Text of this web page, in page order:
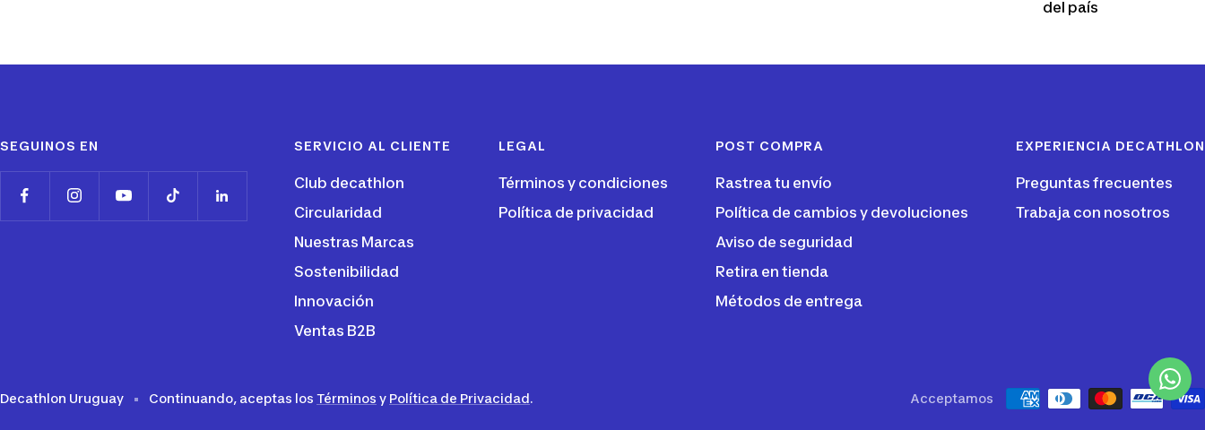
del país
SEGUINOS EN SERVICIO AL CLIENTE
Club decathlon
Circularidad
Nuestras Marcas
Sostenibilidad
Innovación
Ventas B2B
LEGAL
Términos y condiciones
Política de privacidad
POST COMPRA
Rastrea tu envío
Política de cambios y devoluciones
Aviso de seguridad
Retira en tienda
Métodos de entrega
EXPERIENCIA DECATHLON
Preguntas frecuentes
Trabaja con nosotros
Decathlon Uruguay Continuando, aceptas los Términos y Política de Privacidad. Acceptamos